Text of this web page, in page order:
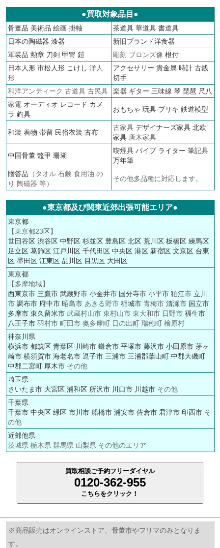
●買取対象品目●
骨董品 美術品 絵画 掛軸 茶道具 華道具 書道具
日本の陶磁器 漆器
新旧ブランド洋食器
軍装品 勲章 刀剣 甲冑 鎧 彫刻 ブロンズ像 根付
日本人形 市松人形 こけし 洋人
形
アクセサリー 貴金属 時計 古銭
切手
和洋アンティーク 古道具 古民具
楽器 ギター 三味線 琴 琵琶 尺八
家電 オーディオ レコード カメ
ラ 釣具
おもちゃ 玩具 ブリキ 鉄道模型
和装 着物 帯留 民俗衣装 古布
古家具 デザイナーズ家具 北欧
家具唐木家具
中国骨董 鼈甲 珊瑚
喫煙具 パイプ ライター 筆記具
万年筆
贈答品 （タオル 石鹸 食用油 の
り 陶磁器 等）
その他多品種に対応します。
●東京都及び関東近郊出張可能エリア●
東京都
【東京都23区】
世田谷区 渋谷区 中野区 杉並区 豊島区 北区 荒川区 板橋区 練馬区
足立区 葛飾区 江戸川区 千代田区 中央区 港区 新宿区 文京区 台東
区 墨田区 江東区 品川区 目黒区 大田区
東京都
【多摩地域】
西東京市 三鷹市 武蔵野市 小金井市 国分寺市 小平市 狛江市 立川
市 調布市 府中市 昭島市あきる野市 稲城市青梅市 清瀬市 国立市
多摩市 東久留米市武蔵村山市 東村山市 東大和市 日野市 福生市
八王子市羽村市 町田市 奥多摩町 日の出町 瑞穂町 檜原村
神奈川県
横浜市 都筑区 青葉区 川崎市 鎌倉市 平塚市 藤沢市 小田原市 茅ヶ
崎市 横須賀市 海老名市 逗子市 三浦市 三浦郡葉山町 中郡大磯町
中郡二宮町 厚木市その他
埼玉県
さいたま市 大宮区 浦和区 所沢市 川口市 川越市その他
千葉県
千葉市 中央区 緑区 市川市 船橋市 浦安市 佐倉市 君津市 印西市そ
の他
近郊他県
茨城県 栃木県 群馬県 山梨県 その他のエリア
買取相談ご予約フリーダイヤル
0120-362-955
こちらをクリック！
※商品販売はオンラインストア、骨董市やフリマのみとなりま
す。